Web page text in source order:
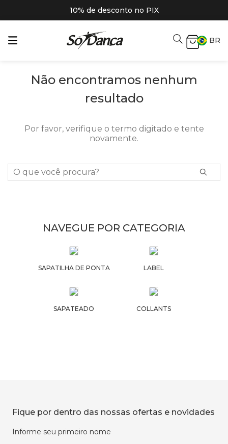
10% de desconto no PIX
BR
Não encontramos nenhum
resultado
Por favor, verifique o termo digitado e tente
novamente.
O que você procura?
NAVEGUE POR CATEGORIA
SAPATILHA DE PONTA LABEL
SAPATEADO COLLANTS
Fique por dentro das nossas ofertas e novidades
Informe seu primeiro nome